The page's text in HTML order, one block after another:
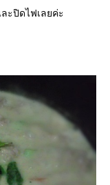
ะปิดไฟเลยค่ะ